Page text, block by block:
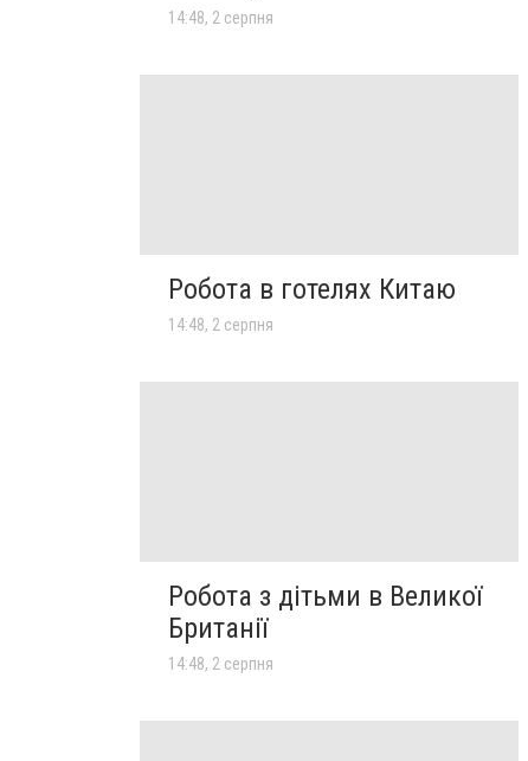
14:48, 2 серпня
Робота в готелях Китаю
14:48, 2 серпня
Робота з дітьми в Великої
Британії
14:48, 2 серпня